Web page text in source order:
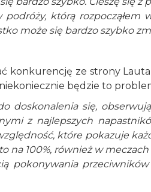
którą rozpocząłem
może się bardzo szybko
konkurencję ze strony
będzie to
doskonalenia się,
z najlepszych
które pokazuje
na 100%, również w
pokonywania